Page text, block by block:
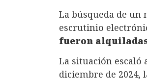
La búsqueda de un
escrutinio
fueron
La situación escaló
diciembre de 2024,